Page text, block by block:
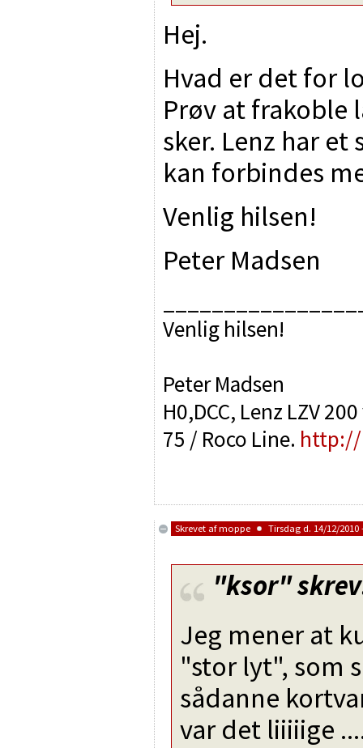
Hej.
Hvad er det for
Prøv at frakoble
sker. Lenz har
kan forbindes
Venlig hilsen!
Peter Madsen
Venlig hilsen!
Peter Madsen
H0,DCC, Lenz LZV
75 / Roco Line. http://
Skrevet afmoppe Tirsdag d. 14/12/2010
"ksor"
Jeg mener at
"stor lyt", som
sådanne
var det liiiiige